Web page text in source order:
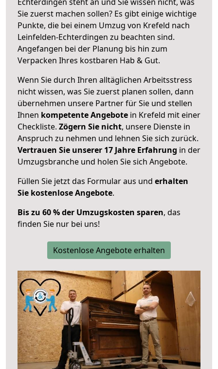
Sie zuerst machen sollen? Es gibt einige wichtige
Punkte, die bei einem Umzug von Krefeld nach
Leinfelden-Echterdingen zu beachten sind.
Angefangen bei der Planung bis hin zum
Verpacken Ihres kostbaren Hab & Gut.
Wenn Sie durch Ihren alltäglichen Arbeitsstress
nicht wissen, was Sie zuerst planen sollen, dann
übernehmen unsere Partner für Sie und stellen
Ihnen kompetente Angebote in Krefeld mit einer
Checkliste. Zögern Sie nicht, unsere Dienste in
Anspruch zu nehmen und lehnen Sie sich zurück.
Vertrauen Sie unserer 17 Jahre Erfahrung in der
Umzugsbranche und holen Sie sich Angebote.
Füllen Sie jetzt das Formular aus und erhalten
Sie kostenlose Angebote.
Bis zu 60 % der Umzugskosten sparen, das
finden Sie nur bei uns!
Kostenlose Angebote erhalten